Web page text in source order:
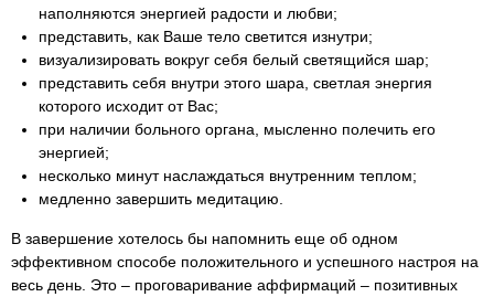
наполняются энергией радости и любви;
представить, как Ваше тело светится изнутри;
визуализировать вокруг себя белый светящийся шар;
представить себя внутри этого шара, светлая энергия
которого исходит от Вас;
при наличии больного органа, мысленно полечить его
энергией;
несколько минут наслаждаться внутренним теплом;
медленно завершить медитацию.
В завершение хотелось бы напомнить еще об одном
эффективном способе положительного и успешного настроя на
весь день. Это – проговаривание аффирмаций – позитивных